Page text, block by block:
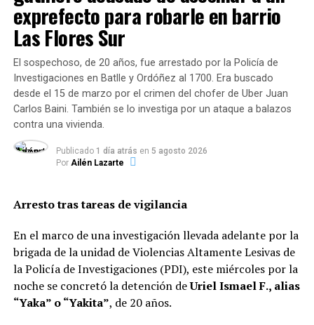
exprefecto para robarle en barrio
Las Flores Sur
El sospechoso, de 20 años, fue arrestado por la Policía de
Investigaciones en Batlle y Ordóñez al 1700. Era buscado
desde el 15 de marzo por el crimen del chofer de Uber Juan
Carlos Baini. También se lo investiga por un ataque a balazos
contra una vivienda.
Publicado 1 día atrás en 5 agosto 2026
Por Ailén Lazarte
Arresto tras tareas de vigilancia
En el marco de una investigación llevada adelante por la
brigada de la unidad de Violencias Altamente Lesivas de
la Policía de Investigaciones (PDI), este miércoles por la
noche se concretó la detención deUriel Ismael F., alias
“Yaka” o “Yakita”, de 20 años.